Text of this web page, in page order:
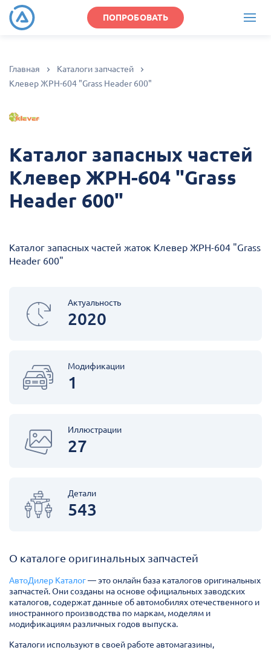
ПОПРОБОВАТЬ
Главная
Каталоги запчастей
Клевер ЖРН-604 "Grass Header 600"
Каталог запасных частей
Клевер ЖРН-604 "Grass
Header 600"
Каталог запасных частей жаток Клевер ЖРН-604 "Grass
Header 600"
Актуальность
2020
Модификации
1
Иллюстрации
27
Детали
543
О каталоге оригинальных запчастей
АвтоДилер Каталог— это онлайн база каталогов оригинальных
запчастей. Они созданы на основе официальных заводских
каталогов, содержат данные об автомобилях отечественного и
иностранного производства по маркам, моделям и
модификациям различных годов выпуска.
Каталоги используют в своей работе автомагазины,